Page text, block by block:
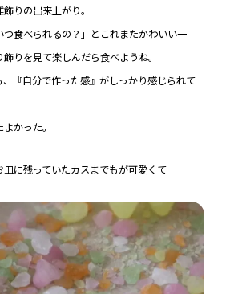
りの出来上がり。
食べられるの？」とこれまたかわいい一
りを見て楽しんだら食べようね。
『自分で作った感』がしっかり感じられて
かった。
に残っていたカスまでもが可愛くて